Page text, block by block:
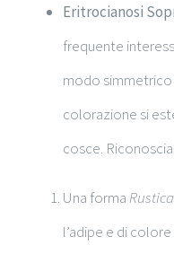
Eritrocianosi
frequente
modo simmetrico
colorazione si
cosce.
Una forma
l’adipe e di